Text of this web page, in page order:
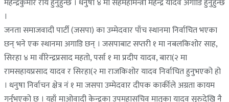
।
जनता समाजवादी पार्टी (जसपा) का उम्मेदवार पाँच स्थानमा निर्वाचित भएका
छन् भने एक स्थानमा अगाडि छन् । जसपाबाट सप्तरी १ मा नबलकिशोर साह,
सिरहा ४ मा वीरेन्द्रप्रसाद महतो, पर्सा १ मा प्रदीप यादव, बारा(२ मा
रामसहायप्रसाद यादव र सिरहा(२ मा राजकिशोर यादव निर्वाचित हुनुभएको हो
। धनुषा निर्वाचन क्षेत्र नं १ मा जसपा उम्मेदवार दीपक कार्कीले अग्रता कायम
गर्नुभएको छ । यहाँ माओवादी केन्द्रका उपमहासचिव मातृका यादव सुरुदेखि नै